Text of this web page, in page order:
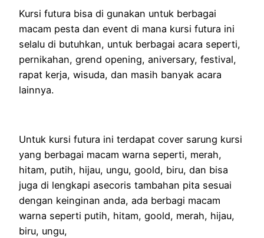
Kursi futura bisa di gunakan untuk berbagai
macam pesta dan event di mana kursi futura ini
selalu di butuhkan, untuk berbagai acara seperti,
pernikahan, grend opening, aniversary, festival,
rapat kerja, wisuda, dan masih banyak acara
lainnya.
Untuk kursi futura ini terdapat cover sarung kursi
yang berbagai macam warna seperti, merah,
hitam, putih, hijau, ungu, goold, biru, dan bisa
juga di lengkapi asecoris tambahan pita sesuai
dengan keinginan anda, ada berbagi macam
warna seperti putih, hitam, goold, merah, hijau,
biru, ungu,